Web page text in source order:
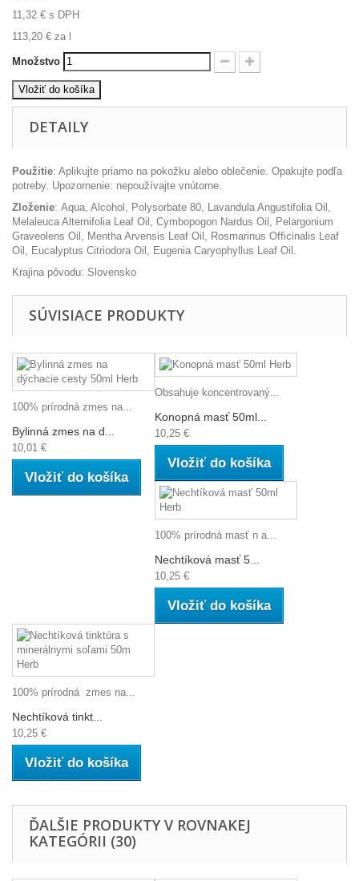
11,32 € s DPH
113,20 € za l
Množstvo
Vložiť do košíka
DETAILY
Použitie: Aplikujte priamo na pokožku alebo oblečenie. Opakujte podľa
potreby. Upozornenie: nepoužívajte vnútorne.
Zloženie: Aqua, Alcohol, Polysorbate 80, Lavandula Angustifolia Oil,
Melaleuca Alternifolia Leaf Oil, Cymbopogon Nardus Oil, Pelargonium
Graveolens Oil, Mentha Arvensis Leaf Oil, Rosmarinus Officinalis Leaf
Oil, Eucalyptus Citriodora Oil, Eugenia Caryophyllus Leaf Oil.
Krajina pôvodu: Slovensko
SÚVISIACE PRODUKTY
100% prírodná zmes na...
Bylinná zmes na d...
10,01 €
Vložiť do košíka
Obsahuje koncentrovaný...
Konopná masť 50ml...
10,25 €
Vložiť do košíka
100% prírodná masť n a...
Nechtíková masť 5...
10,25 €
Vložiť do košíka
100% prírodná zmes na...
Nechtíková tinkt...
10,25 €
Vložiť do košíka
ĎALŠIE PRODUKTY V ROVNAKEJ
KATEGÓRII (30)